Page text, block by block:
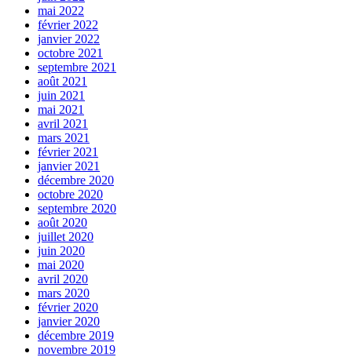
mai 2022
février 2022
janvier 2022
octobre 2021
septembre 2021
août 2021
juin 2021
mai 2021
avril 2021
mars 2021
février 2021
janvier 2021
décembre 2020
octobre 2020
septembre 2020
août 2020
juillet 2020
juin 2020
mai 2020
avril 2020
mars 2020
février 2020
janvier 2020
décembre 2019
novembre 2019